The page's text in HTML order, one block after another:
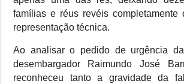
famílias e réus revéis completamente
representação técnica.
Ao analisar o pedido de urgência
desembargador Raimundo José
reconheceu tanto a gravidade da